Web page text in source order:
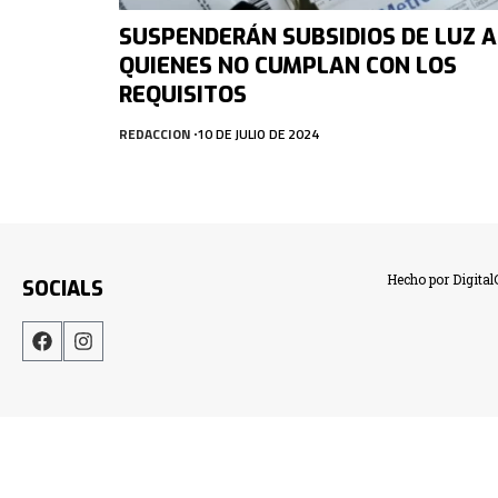
SUSPENDERÁN SUBSIDIOS DE LUZ A
QUIENES NO CUMPLAN CON LOS
REQUISITOS
REDACCION 10 DE JULIO DE 2024
SOCIALS Hecho por